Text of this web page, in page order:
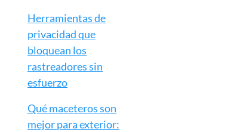
Herramientas de
privacidad que
bloquean los
rastreadores sin
esfuerzo
Qué maceteros son
mejor para exterior: